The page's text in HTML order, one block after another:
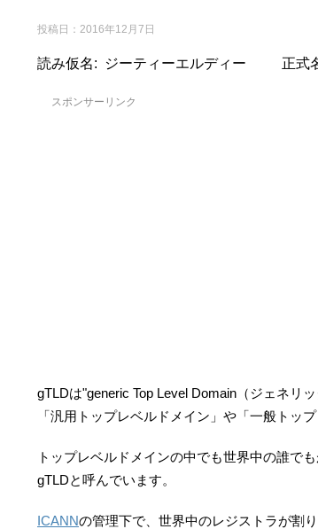
投稿日： 2016年12月7日
読み仮名 ジーティーエルディー 正式
スポンサーリンク
gTLDは"generic Top Level Domain（ジェネリ
「汎用トップレベルドメイン」や「一般トッ
トップレベルドメインの中でも世界中の誰で
gTLDと呼んでいます。
ICANNの管理下で、世界中のレジストラが割